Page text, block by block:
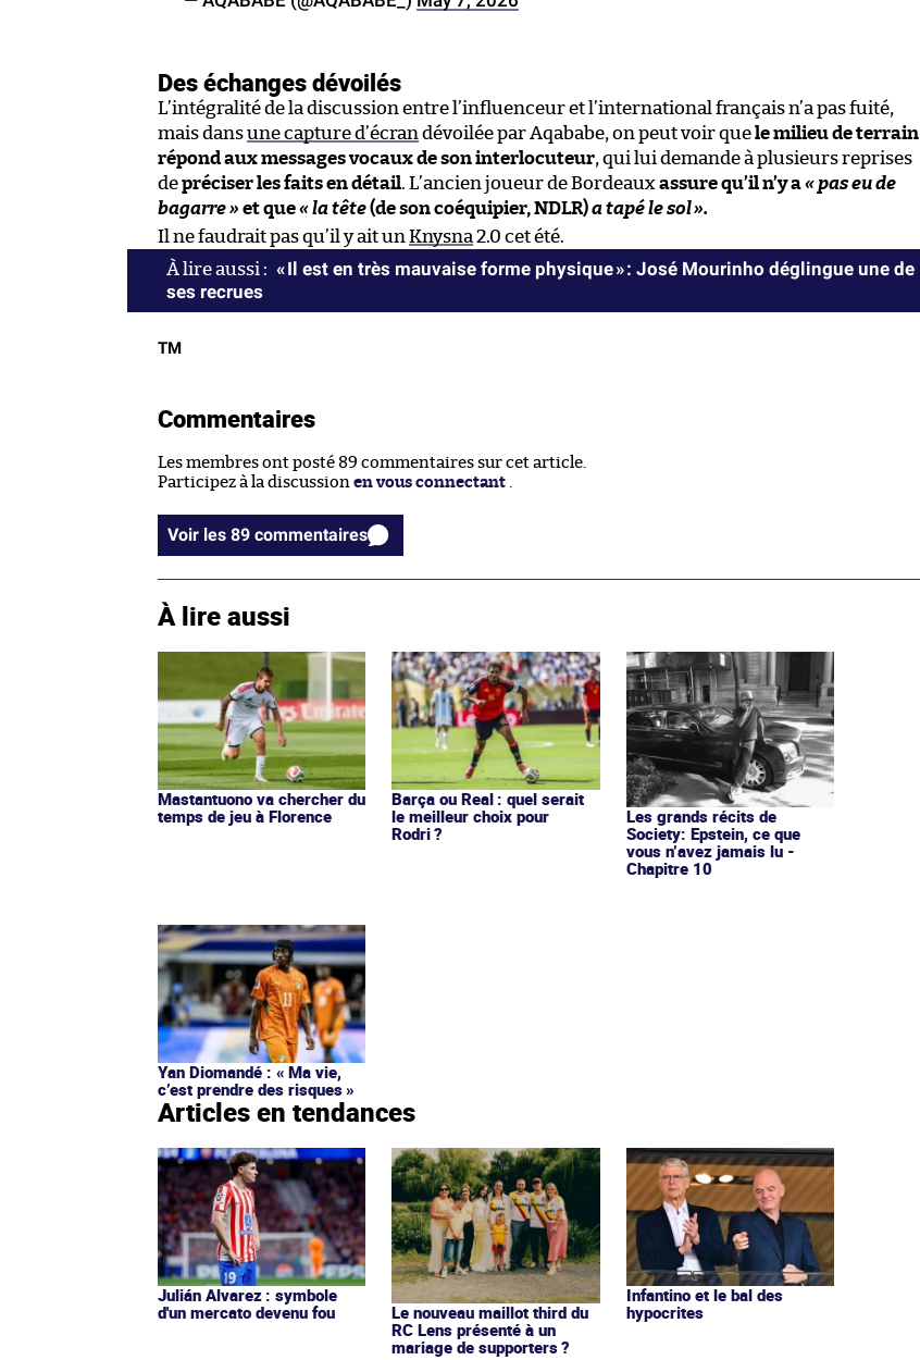
Des échanges dévoilés
L’intégralité de la discussion entre l’influenceur et l’international français n’a pas fuité,
mais dansune capture d’écran dévoilée par Aqababe, on peut voir quele milieu de terrain
répond aux messages vocaux de son interlocuteur, qui lui demande à plusieurs reprises
depréciser les faits en détail. L’ancien joueur de Bordeaux assure qu’il n’y a« pas eu de
bagarre » et que« la tête(de son coéquipier, NDLR)a tapé le sol».
Il ne faudrait pas qu’il y ait un Knysna 2.0 cet été.
« Il est en très mauvaise forme physique » : José Mourinho déglingue une de
ses recrues
TM
Commentaires
Les membres ont posté 89 commentaires sur cet article.
Participez à la discussion en vous connectant
Voir les 89 commentaires
À lire aussi
Mastantuono va chercher du
temps de jeu à Florence
Barça ou Real : quel serait
le meilleur choix pour
Rodri ?
Les grands récits de
Society: Epstein, ce que
vous n’avez jamais lu -
Chapitre 10
Yan Diomandé : « Ma vie,
c’est prendre des risques »
Articles en tendances
Julián Alvarez : symbole
d'un mercato devenu fou
Le nouveau maillot third du
RC Lens présenté à un
mariage de supporters ?
Infantino et le bal des
hypocrites